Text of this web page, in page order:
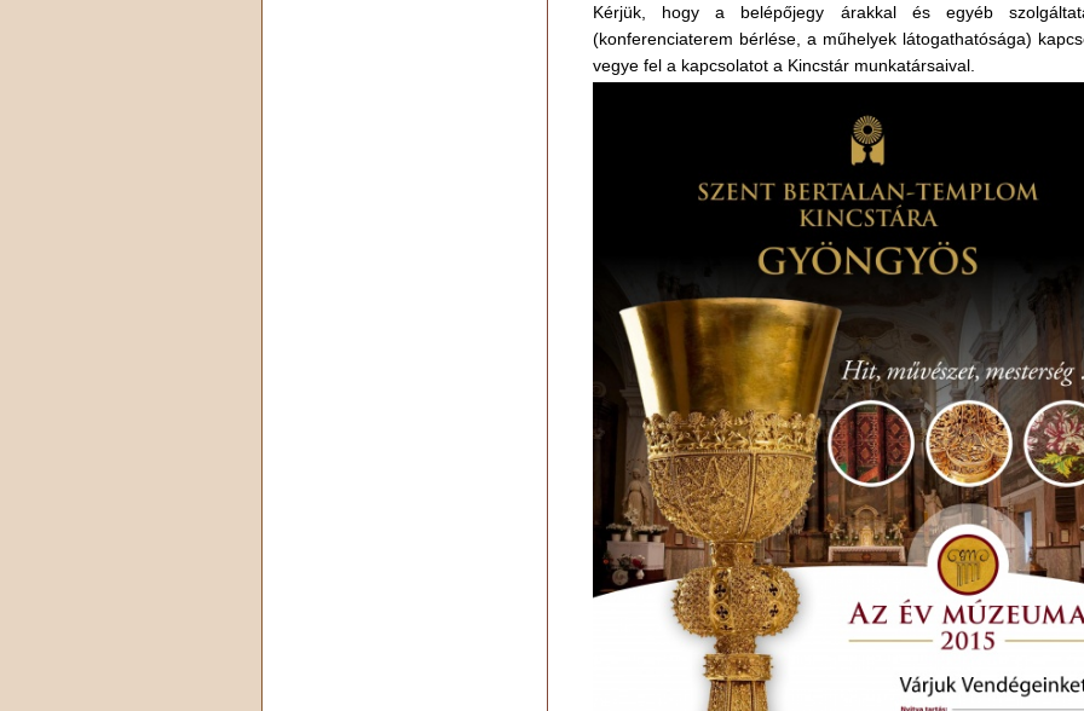
Kérjük, hogy a belépőjegy árakkal és egyéb
(konferenciaterem bérlése, a műhelyek látogathatósága)
vegye fel a kapcsolatot a Kincstár munkatársaival.